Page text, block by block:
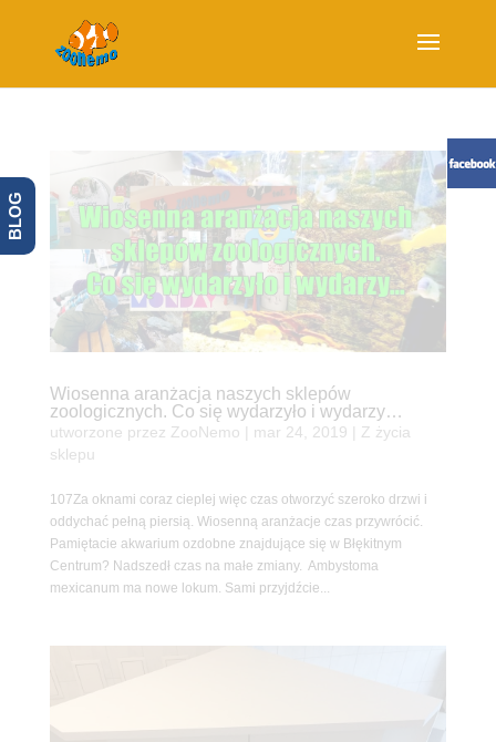
Wiosenna aranżacja naszych sklepów
zoologicznych. Co się wydarzyło i wydarzy…
utworzone przez ZooNemo mar 24, 2019
Z życia
sklepu
107Za oknami coraz cieplej więc czas otworzyć szeroko drzwi i
oddychać pełną piersią. Wiosenną aranżacje czas przywrócić.
Pamiętacie akwarium ozdobne znajdujące się w Błękitnym
Centrum? Nadszedł czas na małe zmiany. Ambystoma
mexicanum ma nowe lokum. Sami przyjdźcie...
BLOG